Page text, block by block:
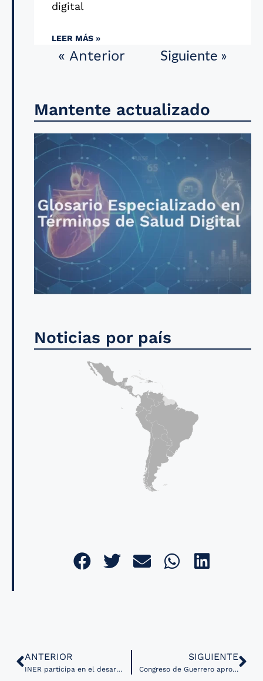
digital
LEER MÁS »
« Anterior Siguiente »
Mantente actualizado
Noticias por país
ANTERIOR
INER participa en el desarrollo de la App Aire CDMX para fortalecer el autocuidado y la prevención en salud ambiental
SIGUIENTE
Congreso de Guerrero aprobó reforma a la Ley de Salud en materia de Salud Digital